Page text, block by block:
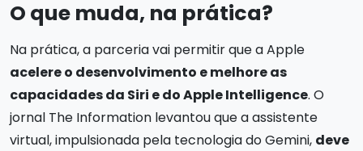
O que muda, na prática?
Na prática, a parceria vai permitir que a Apple
acelere o desenvolvimento e melhore as
capacidades da Siri e do Apple Intelligence. O
jornal The Information levantou que a assistente
virtual, impulsionada pela tecnologia do Gemini, deve